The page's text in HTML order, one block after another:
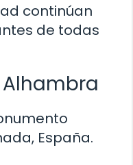
continúan
de todas
España.